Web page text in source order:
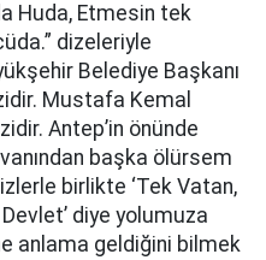
Huda, Etmesin tek
dizeleriyle
Belediye Başkanı
Mustafa Kemal
Antep’in önünde
başka ölürsem
birlikte ‘Tek Vatan,
diye yolumuza
anlama geldiğini bilmek